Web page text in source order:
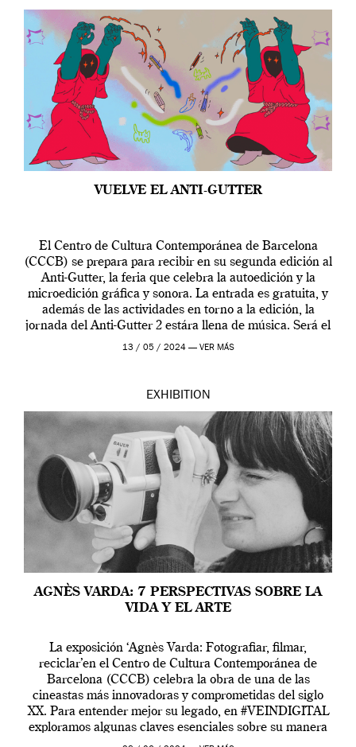
VUELVE EL ANTI-GUTTER
El Centro de Cultura Contemporánea de Barcelona
(CCCB) se prepara para recibir en su segunda edición al
Anti-Gutter, la feria que celebra la autoedición y la
microedición gráfica y sonora. La entrada es gratuita, y
además de las actividades en torno a la edición, la
jornada del Anti-Gutter 2 estára llena de música. Será el
[…]
13 / 05 / 2024 — VER MÁS
EXHIBITION
AGNÈS VARDA: 7 PERSPECTIVAS SOBRE LA
VIDA Y EL ARTE
La exposición ‘Agnès Varda: Fotografiar, filmar,
reciclar’en el Centro de Cultura Contemporánea de
Barcelona (CCCB) celebra la obra de una de las
cineastas más innovadoras y comprometidas del siglo
XX. Para entender mejor su legado, en #VEINDIGITAL
exploramos algunas claves esenciales sobre su manera
de entender la vida, el cine y el arte contemporáneo.